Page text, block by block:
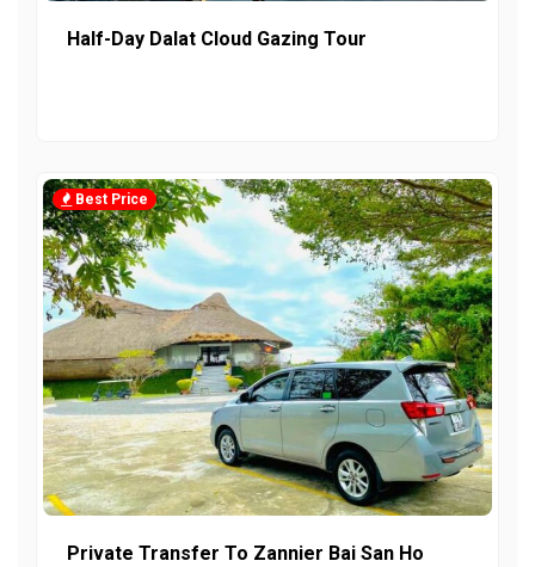
Half-Day Dalat Cloud Gazing Tour
Best Price
Private Transfer To Zannier Bai San Ho